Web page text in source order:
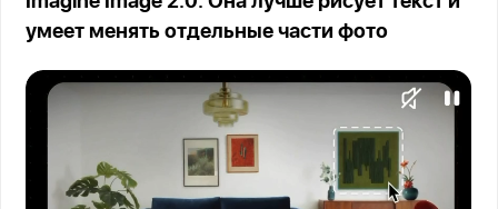
умеет менять отдельные части фото